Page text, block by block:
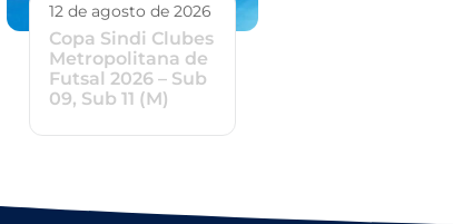
12 de agosto de 2026
Copa Sindi Clubes
Metropolitana de
Futsal 2026 – Sub
09, Sub 11 (M)